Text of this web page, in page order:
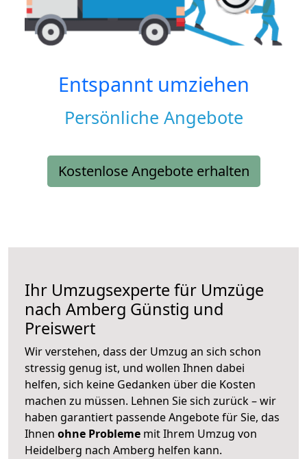
Entspannt umziehen
Persönliche Angebote
Kostenlose Angebote erhalten
Ihr Umzugsexperte für Umzüge
nach Amberg Günstig und
Preiswert
Wir verstehen, dass der Umzug an sich schon
stressig genug ist, und wollen Ihnen dabei
helfen, sich keine Gedanken über die Kosten
machen zu müssen. Lehnen Sie sich zurück – wir
haben garantiert passende Angebote für Sie, das
Ihnen ohne Probleme mit Ihrem Umzug von
Heidelberg nach Amberg helfen kann.